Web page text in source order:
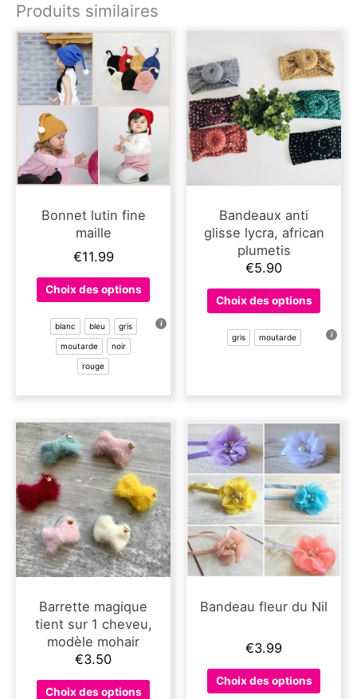
Produits similaires
Bonnet lutin fine
maille
€11.99
Choix des options
Ce
produit
plusieurs
être
choisies
sur
la
page
du
produit
blanc bleu gris
moutarde noir
rouge
Bandeaux anti
glisse lycra, african
plumetis
€5.90
Choix des options
Ce
produit
options
être
sur
la
page
du
produit
gris moutarde
Barrette magique
tient sur 1 cheveu,
modèle mohair
€3.50
Choix des options
Ce
Bandeau fleur du Nil
€3.99
Choix des options
Ce
produit